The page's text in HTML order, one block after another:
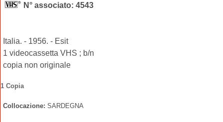
N° associato: 4543
Italia. - 1956. - Esit
1 videocassetta VHS ; b/n
copia non originale
1 Copia
Collocazione: SARDEGNA